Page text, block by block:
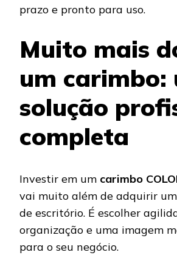
prazo e pronto para uso.
Muito mais
um carimbo:
solução
completa
Investir em um carimbo
vai muito além de adquirir
de escritório. É escolher
organização e uma imagem
para o seu negócio.